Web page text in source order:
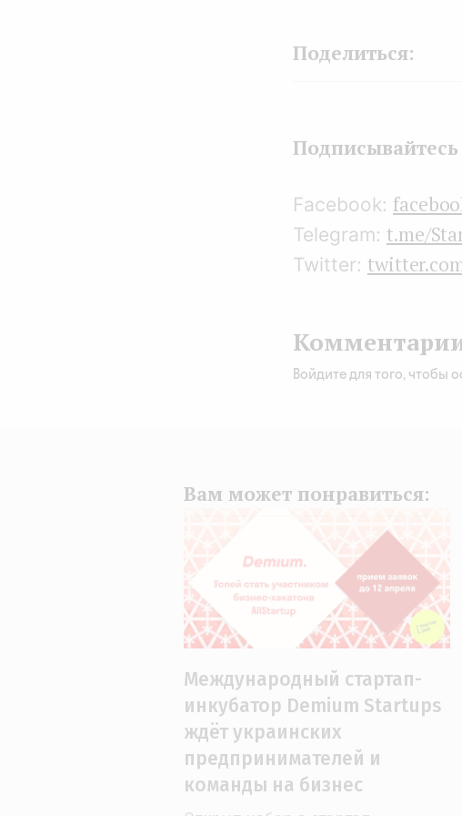
Facebook:
Telegram: t.me/
Twitter:
Войдите для того, чтобы
Вам может понравиться:
Международный стартап-
инкубатор Demium Startups
ждёт украинских
предпринимателей и
команды на бизнес